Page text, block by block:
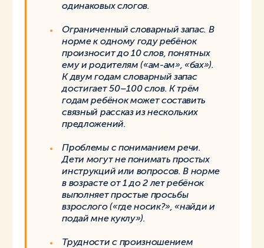
одинаковых слогов.
Ограниченный словарный запас. В
норме к одному году ребёнок
произносит до 10 слов, понятных
ему и родителям («ам-ам», «бах»).
К двум годам словарный запас
достигает 50–100 слов. К трём
годам ребёнок может составить
связный рассказ из нескольких
предложений.
Проблемы с пониманием речи.
Дети могут не понимать простых
инструкций или вопросов. В норме
в возрасте от 1 до 2 лет ребёнок
выполняет простые просьбы
взрослого («где носик?», «найди и
подай мне куклу»).
Трудности с произношением